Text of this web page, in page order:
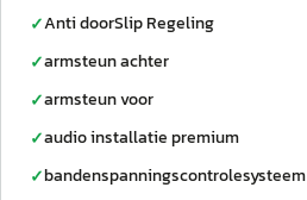
✓Anti doorSlip Regeling
✓armsteun achter
✓armsteun voor
✓audio installatie premium
✓bandenspanningscontrolesysteem